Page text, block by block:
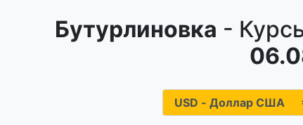
Бутурлиновка -